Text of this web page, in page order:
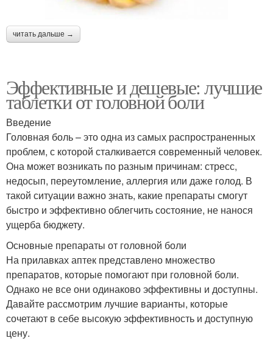
читать дальше →
Эффективные и дешевые: лучшие
таблетки от головной боли
Введение
Головная боль – это одна из самых распространенных
проблем, с которой сталкивается современный человек.
Она может возникать по разным причинам: стресс,
недосып, переутомление, аллергия или даже голод. В
такой ситуации важно знать, какие препараты смогут
быстро и эффективно облегчить состояние, не нанося
ущерба бюджету.
Основные препараты от головной боли
На прилавках аптек представлено множество
препаратов, которые помогают при головной боли.
Однако не все они одинаково эффективны и доступны.
Давайте рассмотрим лучшие варианты, которые
сочетают в себе высокую эффективность и доступную
цену.